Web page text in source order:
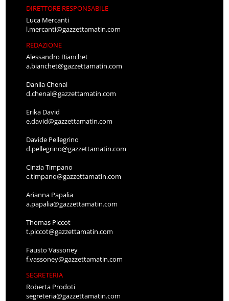
DIRETTORE RESPONSABILE
Luca Mercanti
l.mercanti@gazzettamatin.com
REDAZIONE
Alessandro Bianchet
a.bianchet@gazzettamatin.com
Danila Chenal
d.chenal@gazzettamatin.com
Erika David
e.david@gazzettamatin.com
Davide Pellegrino
d.pellegrino@gazzettamatin.com
Cinzia Timpano
c.timpano@gazzettamatin.com
Arianna Papalia
a.papalia@gazzettamatin.com
Thomas Piccot
t.piccot@gazzettamatin.com
Fausto Vassoney
f.vassoney@gazzettamatin.com
SEGRETERIA
Roberta Prodoti
segreteria@gazzettamatin.com